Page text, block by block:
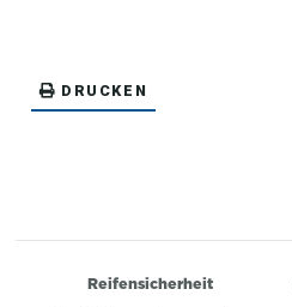
DRUCKEN
Reifensicherheit